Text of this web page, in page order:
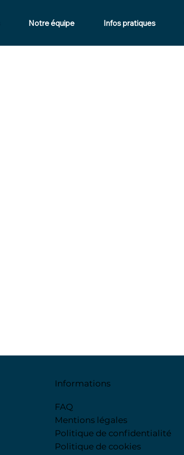
Notre équipe Infos pratiques
Informations
FAQ
Mentions légales
Politique de confidentialité
Politique de cookies